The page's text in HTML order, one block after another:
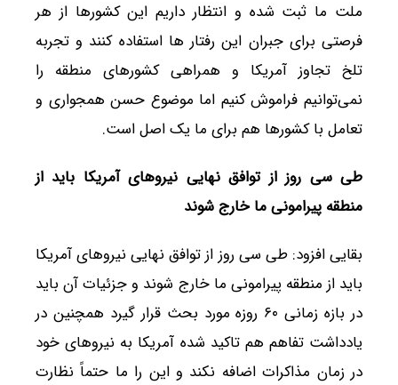
ملت ما ثبت شده و انتظار داریم این کشورها از هر
فرصتی برای جبران این رفتار ها استفاده کنند و تجربه
تلخ تجاوز آمریکا و همراهی کشورهای منطقه را
نمی‌توانیم فراموش کنیم اما موضوع حسن همجواری و
تعامل با کشورها هم برای ما یک اصل است.
طی سی روز از توافق نهایی نیروهای آمریکا باید از
منطقه پیرامونی ما خارج شوند
بقایی افزود: طی سی روز از توافق نهایی نیروهای آمریکا
باید از منطقه پیرامونی ما خارج شوند و جزئیات آن باید
در بازه زمانی ۶۰ روزه مورد بحث قرار گیرد همچنین در
یادداشت تفاهم هم تاکید شده آمریکا به نیروهای خود
در زمان مذاکرات اضافه نکند و این را ما حتماً نظارت